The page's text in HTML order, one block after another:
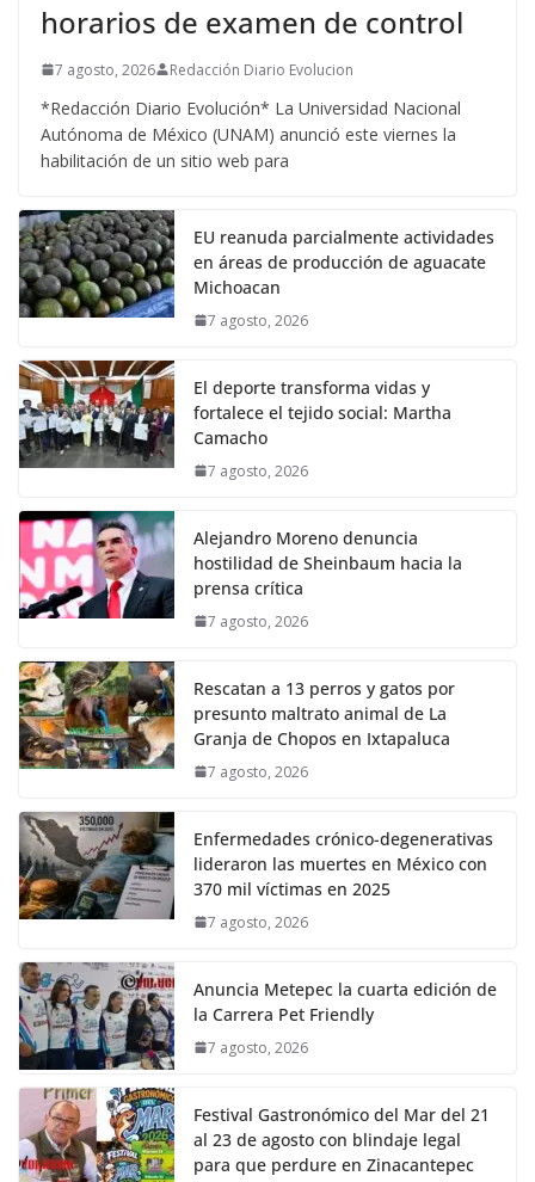
horarios de examen de control
7 agosto, 2026 Redacción Diario Evolucion
*Redacción Diario Evolución* La Universidad Nacional
Autónoma de México (UNAM) anunció este viernes la
habilitación de un sitio web para
EU reanuda parcialmente actividades
en áreas de producción de aguacate
Michoacan
7 agosto, 2026
El deporte transforma vidas y
fortalece el tejido social: Martha
Camacho
7 agosto, 2026
Alejandro Moreno denuncia
hostilidad de Sheinbaum hacia la
prensa crítica
7 agosto, 2026
Rescatan a 13 perros y gatos por
presunto maltrato animal de La
Granja de Chopos en Ixtapaluca
7 agosto, 2026
Enfermedades crónico-degenerativas
lideraron las muertes en México con
370 mil víctimas en 2025
7 agosto, 2026
Anuncia Metepec la cuarta edición de
la Carrera Pet Friendly
7 agosto, 2026
Festival Gastronómico del Mar del 21
al 23 de agosto con blindaje legal
para que perdure en Zinacantepec